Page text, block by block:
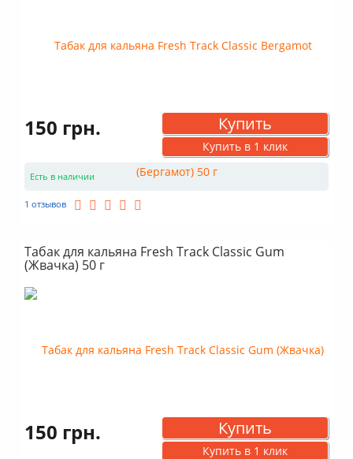
150 грн. Купить
Купить в 1 клик
Есть в наличии
1 отзывов
Табак для кальяна Fresh Track Classic Gum
(Жвачка) 50 г
150 грн. Купить
Купить в 1 клик